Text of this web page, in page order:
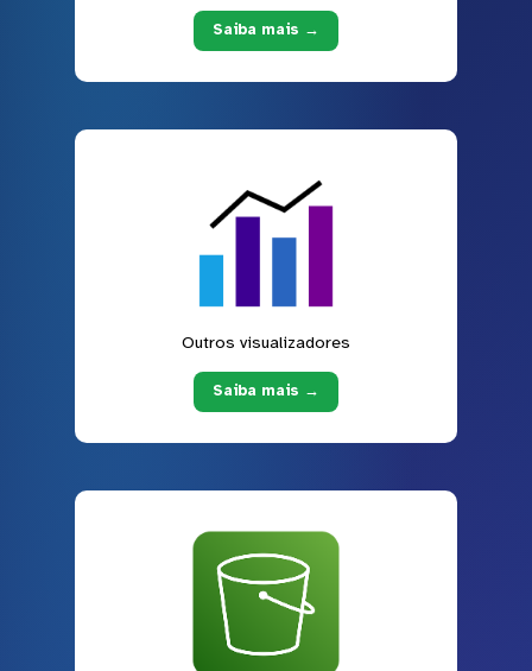
Saiba mais →
Outros visualizadores
Saiba mais →